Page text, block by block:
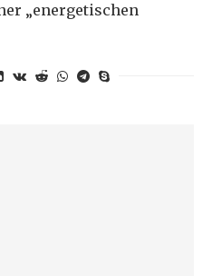
„energetischen